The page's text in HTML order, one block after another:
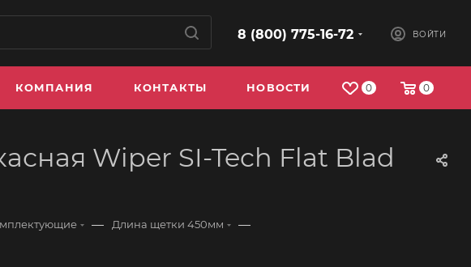
8 (800) 775-16-72 ВОЙТИ
0 0
КОМПАНИЯ КОНТАКТЫ НОВОСТИ
Wiper SI-Tech Flat Blad
— Длина щетки 450мм —